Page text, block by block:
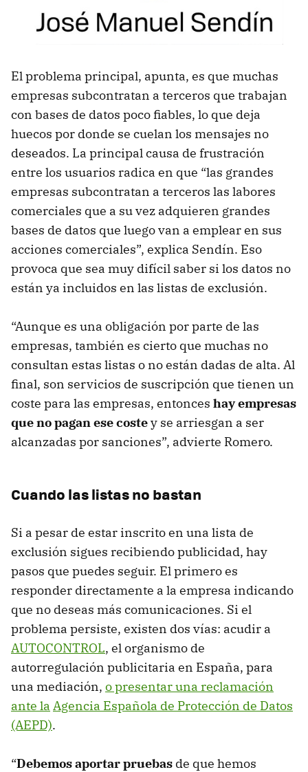
El problema principal, apunta, es que muchas
empresas subcontratan a terceros que trabajan
con bases de datos poco fiables, lo que deja
huecos por donde se cuelan los mensajes no
deseados. La principal causa de frustración
entre los usuarios radica en que “las grandes
empresas subcontratan a terceros las labores
comerciales que a su vez adquieren grandes
bases de datos que luego van a emplear en sus
acciones comerciales”, explica Sendín. Eso
provoca que sea muy difícil saber si los datos no
están ya incluidos en las listas de exclusión.
“Aunque es una obligación por parte de las
empresas, también es cierto que muchas no
consultan estas listas o no están dadas de alta. Al
final, son servicios de suscripción que tienen un
coste para las empresas, entonces hay empresas
que no pagan ese costey se arriesgan a ser
alcanzadas por sanciones”, advierte Romero.
Cuando las listas no bastan
Si a pesar de estar inscrito en una lista de
exclusión sigues recibiendo publicidad, hay
pasos que puedes seguir. El primero es
responder directamente a la empresa indicando
que no deseas más comunicaciones. Si el
problema persiste, existen dos vías: acudir a
AUTOCONTROL, el organismo de
autorregulación publicitaria en España, para
una mediación, o presentar una reclamación
ante la Agencia Española de Protección de Datos
(AEPD).
“Debemos aportar pruebas de que hemos